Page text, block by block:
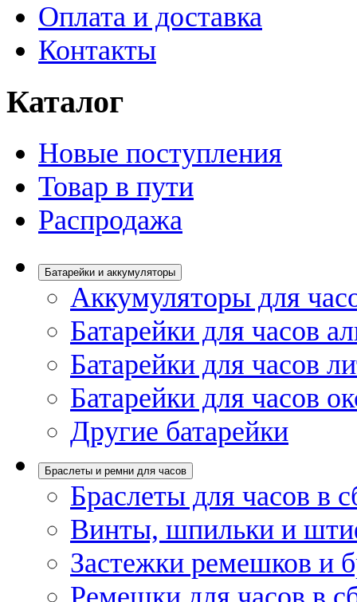
Оплата и доставка
Контакты
Каталог
Новые поступления
Товар в пути
Распродажа
Батарейки и аккумуляторы
Аккумуляторы для
Батарейки для часов
Батарейки для часов
Батарейки для часов
Другие батарейки
Браслеты и ремни для часов
Браслеты для часов в
Винты, шпильки и
Застежки ремешков и